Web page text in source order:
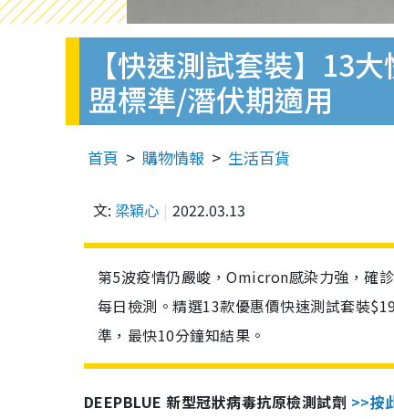
【快速測試套裝】13
盟標準/潛伏期適用
首頁 購物情報 生活百貨
文: 梁穎心 2022.03.13
第5波疫情仍嚴峻，Omicron感染力強，確
每日檢測。精選13款優惠價快速測試套裝
準，最快10分鐘知結果。
DEEPBLUE 新型冠狀病毒抗原檢測試劑 >>按